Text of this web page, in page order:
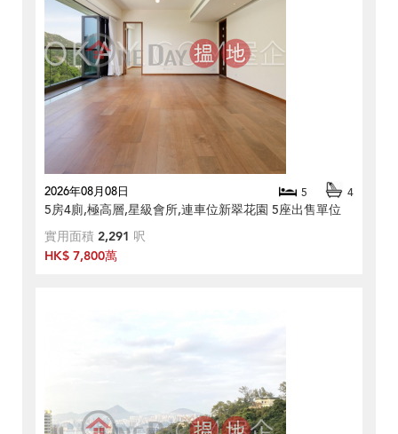
2026年08月08日 5 4
5房4廁,極高層,星級會所,連車位新翠花園 5座出售單位
實用面積 2,291 呎
HK$ 7,800萬